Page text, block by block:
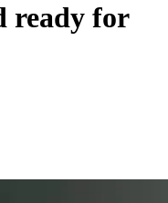
ready for